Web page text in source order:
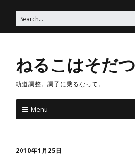
ねるこはそだつ
軌道調整。調子に乗るなって。
Menu
2010年1月25日